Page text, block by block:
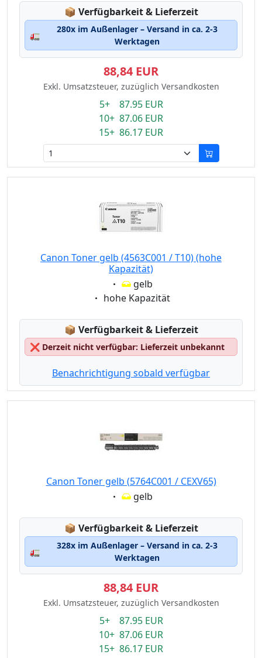
📦 Lagerstatus:
Verfügbarkeit & Lieferzeit
🚛
280x im Außenlager – Versand in ca. 2-3
Werktagen
88,84 EUR
Exkl. Umsatzsteuer, zuzüglich Versandkosten
5+ 87.95 EUR
10+ 87.06 EUR
15+ 86.17 EUR
Canon Toner gelb (4563C001 / T10) (hohe
Kapazität)
Eigenschaft:
gelb
Eigenschaft:
hohe Kapazität
📦 Lagerstatus:
Verfügbarkeit & Lieferzeit
❌ Derzeit nicht verfügbar: Lieferzeit unbekannt
Benachrichtigung sobald verfügbar
Canon Toner gelb (5764C001 / CEXV65)
Eigenschaft:
gelb
📦 Lagerstatus:
Verfügbarkeit & Lieferzeit
🚛
328x im Außenlager – Versand in ca. 2-3
Werktagen
88,84 EUR
Exkl. Umsatzsteuer, zuzüglich Versandkosten
5+ 87.95 EUR
10+ 87.06 EUR
15+ 86.17 EUR